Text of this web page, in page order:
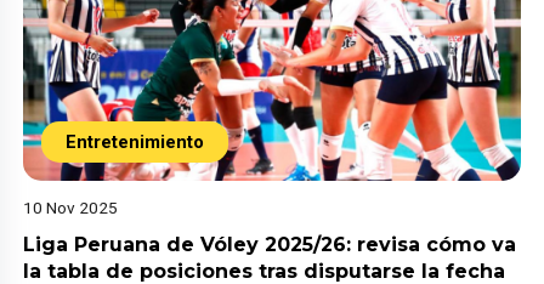
Entretenimiento
10 Nov 2025
Liga Peruana de Vóley 2025/26: revisa cómo va
la tabla de posiciones tras disputarse la fecha